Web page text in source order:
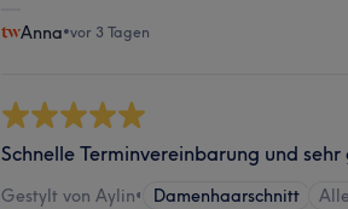
Anna•vor 3 Tagen
Schnelle Terminvereinbarung und
Gestylt von Aylin• Damenhaarschnitt